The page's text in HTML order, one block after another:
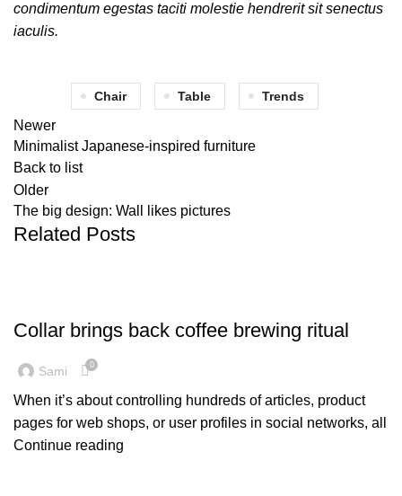
condimentum egestas taciti molestie hendrerit sit senectus
iaculis.
Chair Table Trends
Newer
Minimalist Japanese-inspired furniture
Back to list
Older
The big design: Wall likes pictures
Related Posts
Collar brings back coffee brewing ritual
Sami 0
When it’s about controlling hundreds of articles, product
pages for web shops, or user profiles in social networks, all
Continue reading